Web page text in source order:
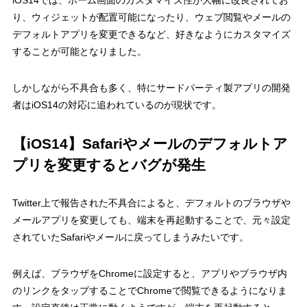
り、ウィジェットが配置可能になったり、ウェブ閲覧やメールの
デフォルトアプリを変更できるなど、好きなようにカスタマイズ
することが可能となりました。
しかしながら不具合も多く、特にサードパーティ製アプリの開発
者はiOS14の対応に追われているのが現状です。
【iOS14】Safariやメールのデフォルトア
プリを変更するとバグが発生
Twitter上で報告された不具合によると、デフォルトのブラウザや
メールアプリを変更しても、端末を再起動することで、元々設定
されていたSafariやメールに戻ってしまうみたいです。
例えば、ブラウザをChromeに設定すると、アプリやブラウザ内
のリンクをタップすることでChromeで閲覧できるようになりま